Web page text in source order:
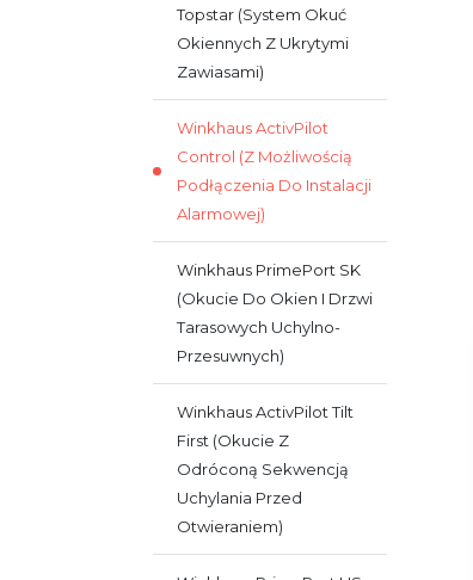
Topstar (system Okuć
Okiennych Z Ukrytymi
Zawiasami)
Winkhaus ActivPilot
Control (z Możliwością
Podłączenia Do Instalacji
Alarmowej)
Winkhaus PrimePort SK
(okucie Do Okien I Drzwi
Tarasowych Uchylno-
Przesuwnych)
Winkhaus ActivPilot Tilt
First (okucie Z
Odróconą Sekwencją
Uchylania Przed
Otwieraniem)